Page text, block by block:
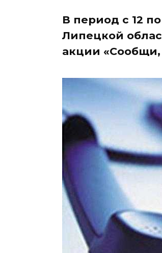
В период с 12
Липецкой
акции «Сообщи,